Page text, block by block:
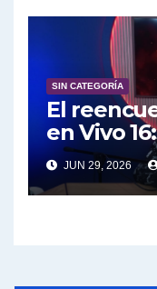
vivo
SIN CATEGORÍA
El
en Vivo
2026, un
JUN 29, 2026